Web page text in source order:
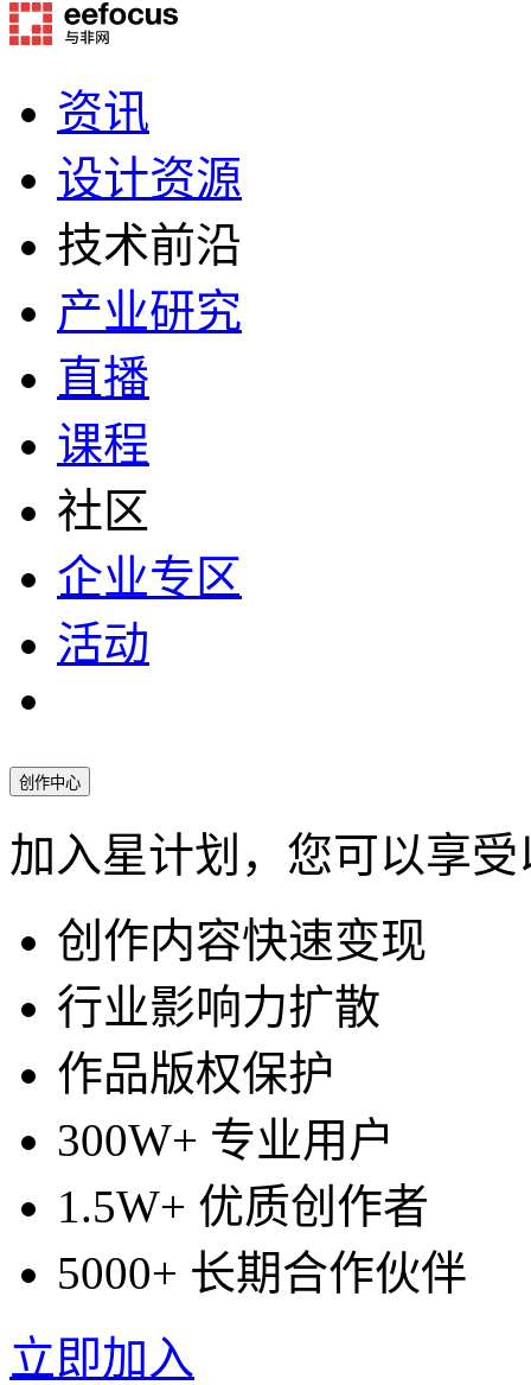
资讯
设计资源
技术前沿
产业研究
直播
课程
社区
企业专区
活动
创作中心
加入星计划，您可以享
创作内容快速变现
行业影响力扩散
作品版权保护
300W+ 专业用户
1.5W+ 优质创作者
5000+ 长期合作伙伴
立即加入